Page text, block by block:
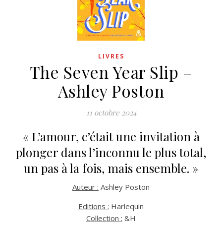
LIVRES
The Seven Year Slip –
Ashley Poston
11 octobre 2024
« L’amour, c’était une invitation à
plonger dans l’inconnu le plus total,
un pas à la fois, mais ensemble. »
Auteur : Ashley Poston
Editions : Harlequin
Collection : &H